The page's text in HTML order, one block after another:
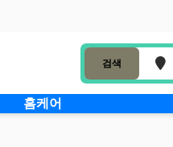
검색
홈케어